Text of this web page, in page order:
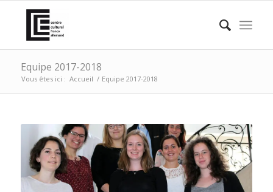
Equipe 2017-2018
Vous êtes ici : Accueil / Equipe 2017-2018